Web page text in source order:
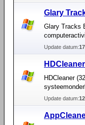
Glary
Glary Tracks
Update datum:
HDCleaner
Update datum: